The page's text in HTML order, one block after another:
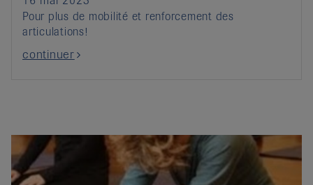
Pour plus de mobilité et renforcement des
articulations!
continuer